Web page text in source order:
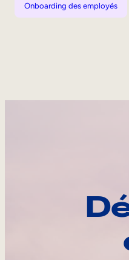
Onboarding des employés